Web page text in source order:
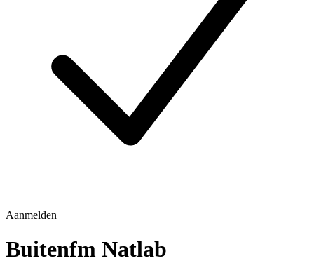
Aanmelden
Buitenfm Natlab